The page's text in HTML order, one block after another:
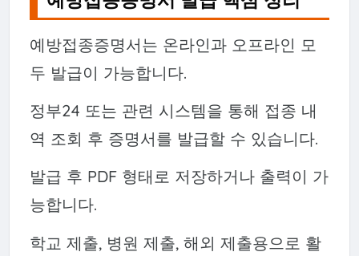
예방접종증명서는 온라인과 오프라인 모
두 발급이 가능합니다.
정부24 또는 관련 시스템을 통해 접종 내
역 조회 후 증명서를 발급할 수 있습니다.
발급 후 PDF 형태로 저장하거나 출력이 가
능합니다.
학교 제출, 병원 제출, 해외 제출용으로 활